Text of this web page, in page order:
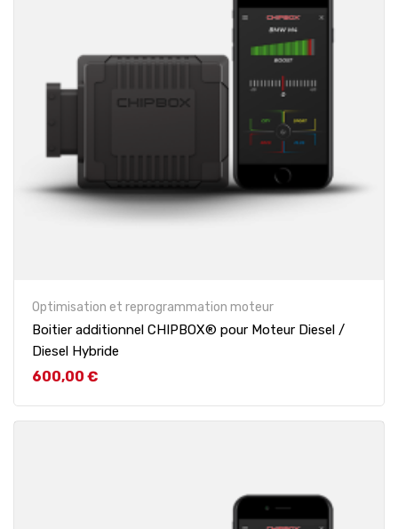
Optimisation et reprogrammation moteur
Boitier additionnel CHIPBOX® pour Moteur Diesel /
Diesel Hybride
Prix
600,00 €